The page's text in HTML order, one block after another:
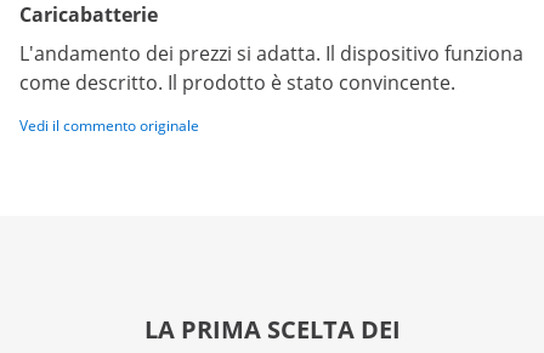
Caricabatterie
L'andamento dei prezzi si adatta. Il dispositivo funziona
come descritto. Il prodotto è stato convincente.
Vedi il commento originale
LA PRIMA SCELTA DEI